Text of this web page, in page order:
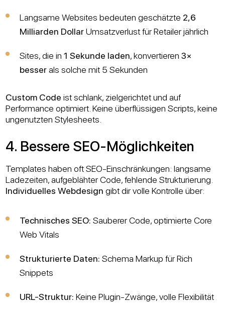
Langsame Websites bedeuten geschätzte 2,6
Milliarden DollarUmsatzverlust für Retailer jährlich
Sites, die in1 Sekunde laden, konvertieren3×
besserals solche mit 5 Sekunden
Custom Code ist schlank, zielgerichtet und auf
Performance optimiert. Keine überflüssigen Scripts, keine
ungenutzten Stylesheets.
4. Bessere SEO-Möglichkeiten
Templates haben oft SEO-Einschränkungen: langsame
Ladezeiten, aufgeblähter Code, fehlende Strukturierung.
Individuelles Webdesign gibt dir volle Kontrolle über:
Technisches SEO: Sauberer Code, optimierte Core
Web Vitals
Strukturierte Daten: Schema Markup für Rich
Snippets
URL-Struktur: Keine Plugin-Zwänge, volle Flexibilität